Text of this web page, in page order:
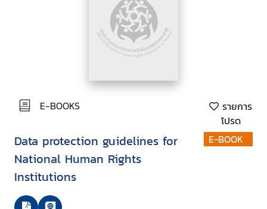
E-BOOKS
รายการ
โปรด
Data protection guidelines for
National Human Rights
Institutions
E-BOOK